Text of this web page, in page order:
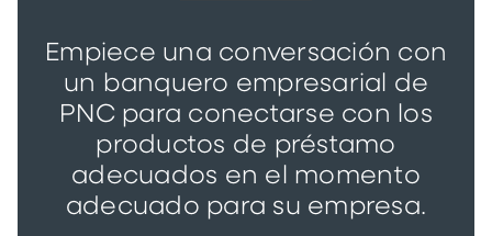
Empiece una conversación con
un banquero empresarial de
PNC para conectarse con los
productos de préstamo
adecuados en el momento
adecuado para su empresa.